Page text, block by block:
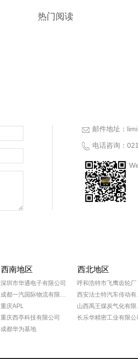
热门阅读
邮件地址：
电话咨询：
西南地区 西北地区
深圳市华通电子有限公司
成都一汽国际物流有限公司
重庆APL
重庆西亭科技有限公司
成都华为基地
呼和浩特市飞鹰齿轮厂
西安
山
长乐华精密工业有限公